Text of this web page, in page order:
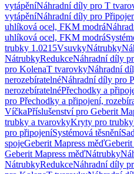
vytápěníNáhradní díly pro T
vytápěníNáhradní díly pro
uhlíková ocel, FKM modrá
uhlíková ocel, FKM modrá
trubky 1.0215VsuvkyNátrubky
NátrubkyRedukceNáhradní díly
pro KolenaT tvarovkyNáhradní
nerozebíratelnéNáhradní díly pro
nerozebíratelnéPřechodky a
pro Přechodky a připojení,
VíčkaPříslušenství pro Geberit
trubky a tvarovkyKryty pro trubky
pro připojeníSystémová těsnění
spojeGeberit Mapress měď
Geberit Mapress měďNátrubky
NátrubkyRedukceNáhradní díly